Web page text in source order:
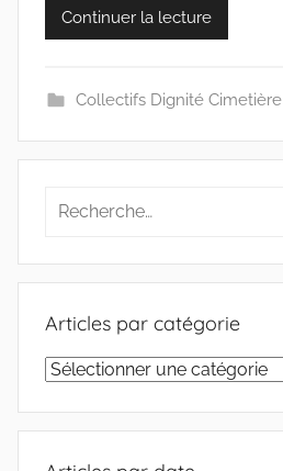
l
e
t
Continuer la lecture
Collectifs Dignité Cimetière
Articles par catégorie
Articles
catégorie